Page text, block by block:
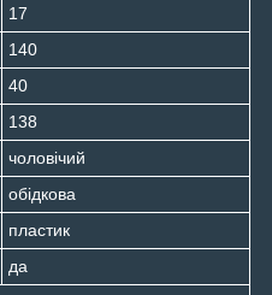
17
140
40
138
чоловічий
обідкова
пластик
да